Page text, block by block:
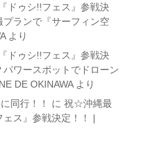
ドゥシ!!フェス』参戦決
プランで『サーフィン空
より
ドゥシ!!フェス』参戦決
パワースポットでドローン
DE OKINAWAより
同行！！
に 祝☆沖縄最
ス』参戦決定！！ |